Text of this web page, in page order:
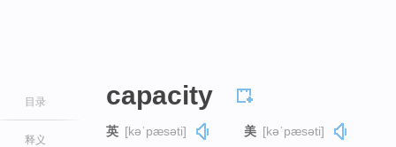
目录
释义
capacity
英 [kəˈpæsəti] 美 [kəˈpæsəti]